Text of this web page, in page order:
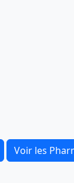
Voir les